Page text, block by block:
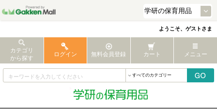
ようこそ、ゲストさま
カテゴリ
から探す
ログイン 無料会員登録 カート メニュー